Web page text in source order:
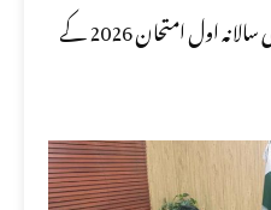
تعلیمی بورڈ مردان نے ایس ایس سی سالانہ اول امتحان 2026 کے